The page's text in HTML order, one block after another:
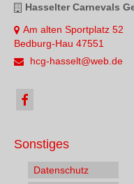
Hasselter Carnevals
Am alten Sportplatz 52
Bedburg-Hau 47551
hcg-hasselt@web.de
Sonstiges
Datenschutz